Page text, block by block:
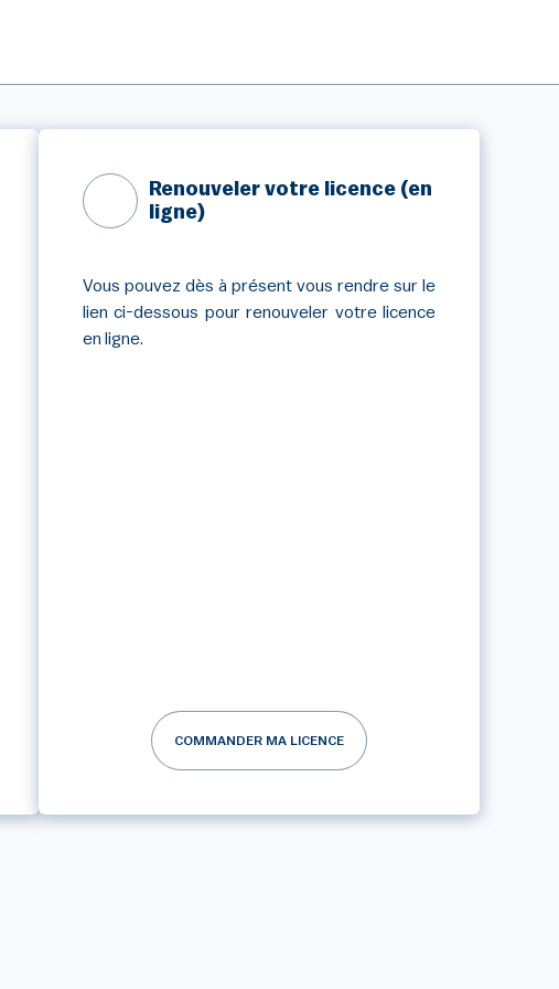
Renouveler votre licence (en
ligne)
Vous pouvez dès à présent vous rendre sur le
lien ci-dessous pour renouveler votre licence
en ligne.
COMMANDER MA LICENCE